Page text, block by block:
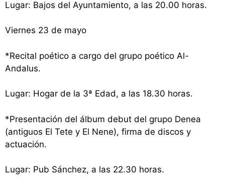
Lugar: Bajos del Ayuntamiento, a las 20.00 horas.
Viernes 23 de mayo
*Recital poético a cargo del grupo poético Al-
Andalus.
Lugar: Hogar de la 3ª Edad, a las 18.30 horas.
*Presentación del álbum debut del grupo Denea
(antiguos El Tete y El Nene), firma de discos y
actuación.
Lugar: Pub Sánchez, a las 22.30 horas.